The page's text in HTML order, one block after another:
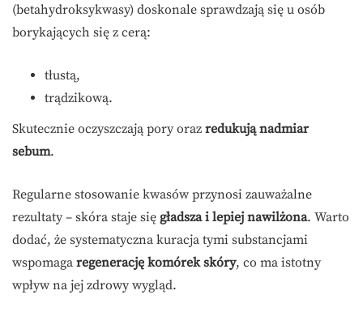
(betahydroksykwasy) doskonale sprawdzają się u osób
borykających się z cerą:
tłustą,
trądzikową.
Skutecznie oczyszczają pory oraz redukują nadmiar
sebum.
Regularne stosowanie kwasów przynosi zauważalne
rezultaty – skóra staje się gładsza i lepiej nawilżona. Warto
dodać, że systematyczna kuracja tymi substancjami
wspomaga regenerację komórek skóry, co ma istotny
wpływ na jej zdrowy wygląd.